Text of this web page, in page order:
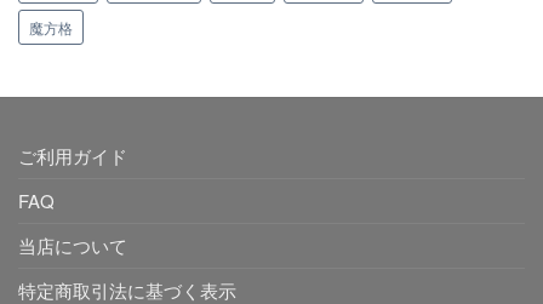
魔方格
ご利用ガイド
FAQ
当店について
特定商取引法に基づく表示